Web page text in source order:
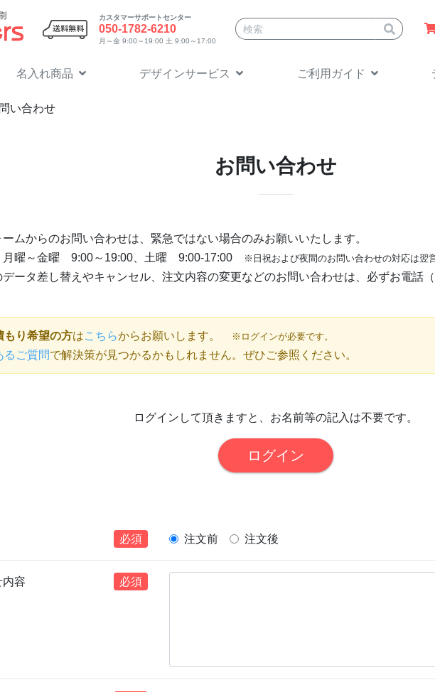
カスタマーサポートセンター
050-1782-6210
月～金 9:00～19:00 土 9:00～17:00
サイト内検索
名入れ商品 デザインサービス ご利用ガイド
い合わせ
お問い合わせ
ムからのお問い合わせは、緊急ではない場合のみお願いいたします。
月曜～金曜 9:00～19:00、土曜 9:00-17:00
※日祝および夜間のお問い合わせの対応は翌
データ差し替えやキャンセル、注文内容の変更などのお問い合わせは、必ずお電話（
もり希望の方はこちらからお願いします。 ※ログインが必要です。
るご質問で解決策が見つかるかもしれません。ぜひご参照ください。
ログインして頂きますと、お名前等の記入は不要です。
ログイン
必須 注文前 注文後
内容 必須